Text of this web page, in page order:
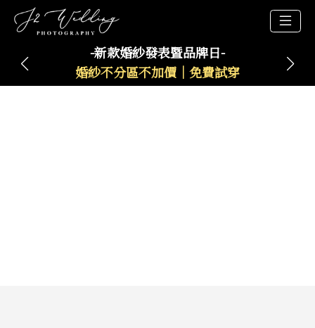
-新款婚紗發表暨品牌日-
婚紗不分區不加價｜免費試穿